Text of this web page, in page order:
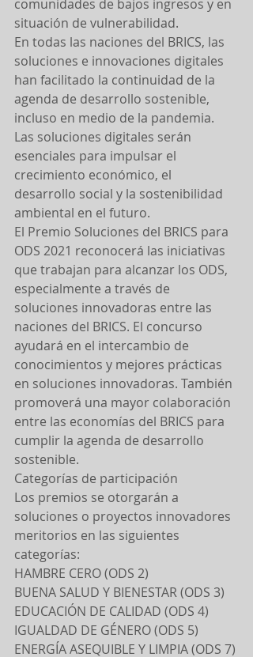
comunidades de bajos ingresos y en
situación de vulnerabilidad.
En todas las naciones del BRICS, las
soluciones e innovaciones digitales
han facilitado la continuidad de la
agenda de desarrollo sostenible,
incluso en medio de la pandemia.
Las soluciones digitales serán
esenciales para impulsar el
crecimiento económico, el
desarrollo social y la sostenibilidad
ambiental en el futuro.
El Premio Soluciones del BRICS para
ODS 2021 reconocerá las iniciativas
que trabajan para alcanzar los ODS,
especialmente a través de
soluciones innovadoras entre las
naciones del BRICS. El concurso
ayudará en el intercambio de
conocimientos y mejores prácticas
en soluciones innovadoras. También
promoverá una mayor colaboración
entre las economías del BRICS para
cumplir la agenda de desarrollo
sostenible.
Categorías de participación
Los premios se otorgarán a
soluciones o proyectos innovadores
meritorios en las siguientes
categorías:
HAMBRE CERO (ODS 2)
BUENA SALUD Y BIENESTAR (ODS 3)
EDUCACIÓN DE CALIDAD (ODS 4)
IGUALDAD DE GÉNERO (ODS 5)
ENERGÍA ASEQUIBLE Y LIMPIA (ODS 7)